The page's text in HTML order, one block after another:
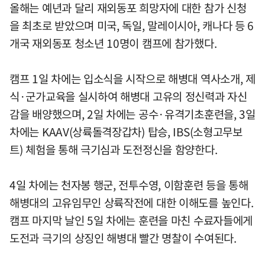
올해는 예년과 달리 재외동포 희망자에 대한 참가 신청
을 최초로 받았으며 미국, 독일, 말레이시아, 캐나다 등 6
개국 재외동포 청소년 10명이 캠프에 참가했다.
캠프 1일 차에는 입소식을 시작으로 해병대 역사소개, 제
식·군가교육을 실시하여 해병대 고유의 정신력과 자신
감을 배양했으며, 2일 차에는 공수·유격기초훈련을, 3일
차에는 KAAV(상륙돌격장갑차) 탑승, IBS(소형고무보
트) 체험을 통해 극기심과 도전정신을 함양한다.
4일 차에는 천자봉 행군, 전투수영, 이함훈련 등을 통해
해병대의 고유임무인 상륙작전에 대한 이해도를 높인다.
캠프 마지막 날인 5일 차에는 훈련을 마친 수료자들에게
도전과 극기의 상징인 해병대 빨간 명찰이 수여된다.